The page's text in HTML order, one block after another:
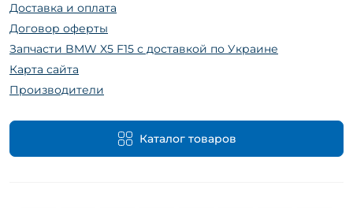
Доставка и оплата
Договор оферты
Запчасти BMW X5 F15 с доставкой по Украине
Карта сайта
Производители
Каталог товаров